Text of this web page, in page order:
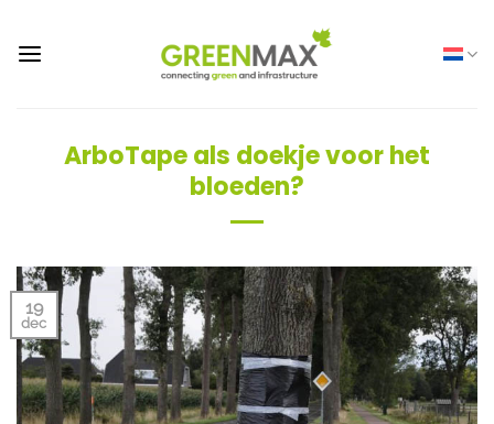
naar
inhoud
ArboTape als doekje voor het
bloeden?
19
dec